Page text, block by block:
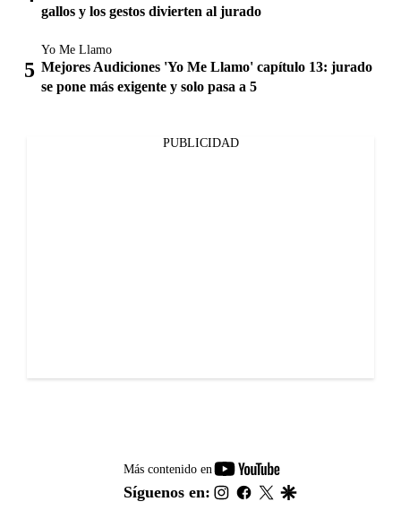
gallos y los gestos divierten al jurado
Yo Me Llamo
Mejores Audiciones 'Yo Me Llamo' capítulo 13: jurado
se pone más exigente y solo pasa a 5
PUBLICIDAD
Más contenido en
youtube-
footer
Síguenos en: instagram
facebook
twitter